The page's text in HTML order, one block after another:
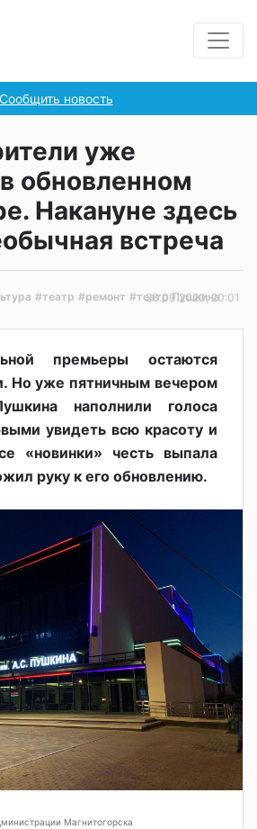
Сообщить новость
уже
обновленном
Накануне здесь
встреча
#театр #ремонт #театр Пушкина
26.09.2020, 20:01
премьеры остаются
Но уже пятничным вечером
наполнили голоса
увидеть всю красоту и
«новинки» честь выпала
руку к его обновлению.
Магнитогорска